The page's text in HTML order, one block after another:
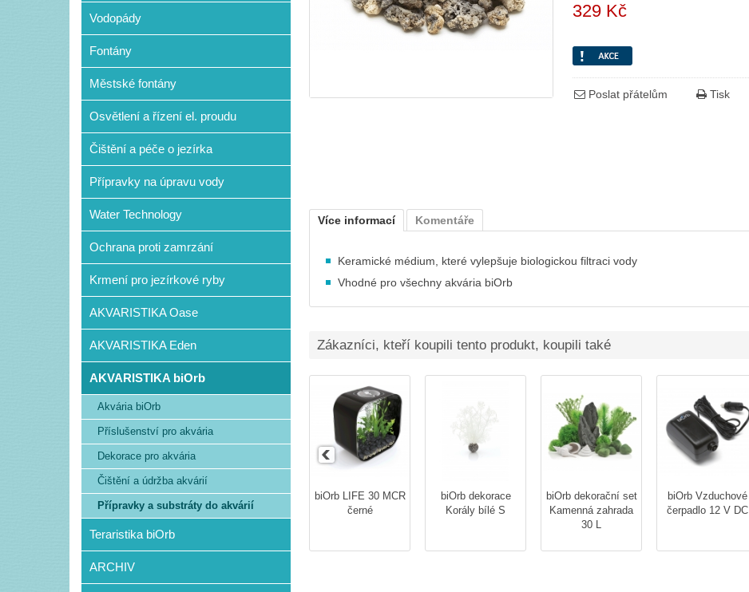
329 Kč
Poslat přátelům Tisk
Více informací Komentáře
Keramické médium, které vylepšuje biologickou filtraci vody
Vhodné pro všechny akvária biOrb
Zákazníci, kteří koupili tento produkt, koupili také
biOrb LIFE 30 MCR
černé
biOrb dekorace
Korály bílé S
biOrb dekorační set
Kamenná zahrada
30 L
biOrb Vzduchové
čerpadlo 12 V DC
Vodopády
Fontány
Městské fontány
Osvětlení a řízení el. proudu
Čištění a péče o jezírka
Přípravky na úpravu vody
Water Technology
Ochrana proti zamrzání
Krmení pro jezírkové ryby
AKVARISTIKA Oase
AKVARISTIKA Eden
AKVARISTIKA biOrb
Akvária biOrb
Příslušenství pro akvária
Dekorace pro akvária
Čištění a údržba akvárií
Přípravky a substráty do akvárií
Teraristika biOrb
ARCHIV